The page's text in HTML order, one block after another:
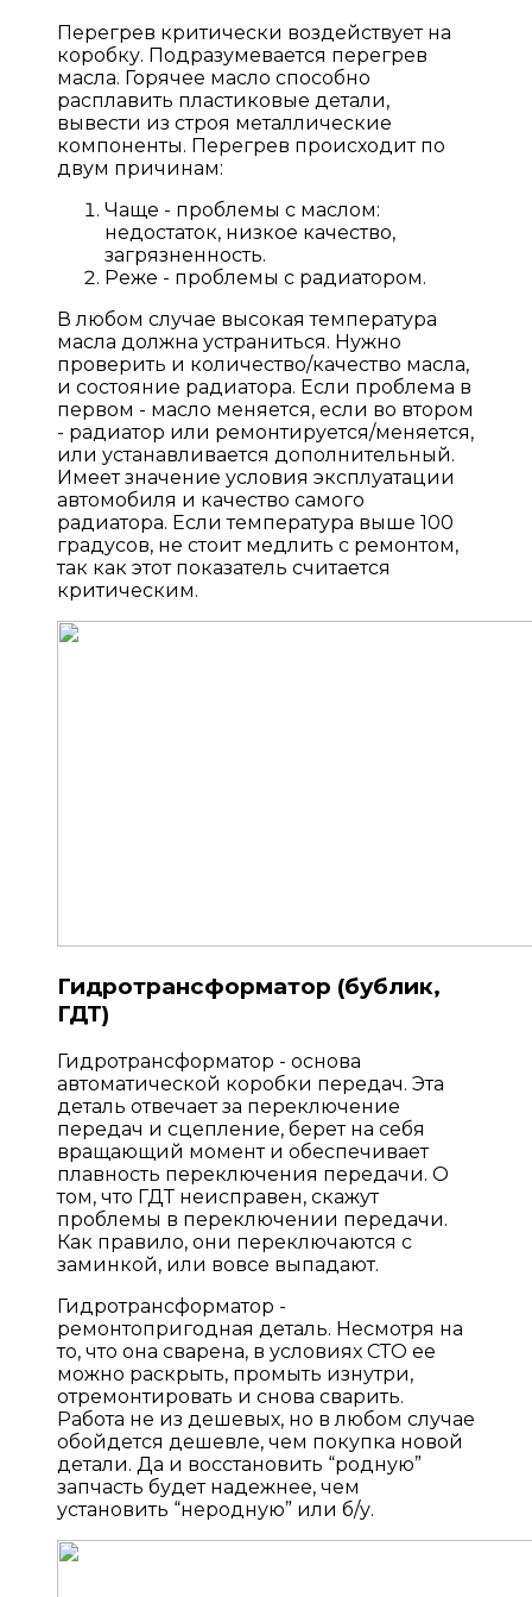
Перегрев критически воздействует на
коробку. Подразумевается перегрев
масла. Горячее масло способно
расплавить пластиковые детали,
вывести из строя металлические
компоненты. Перегрев происходит по
двум причинам:
Чаще - проблемы с маслом:
недостаток, низкое качество,
загрязненность.
Реже - проблемы с радиатором.
В любом случае высокая температура
масла должна устраниться. Нужно
проверить и количество/качество масла,
и состояние радиатора. Если проблема в
первом - масло меняется, если во втором
- радиатор или ремонтируется/меняется,
или устанавливается дополнительный.
Имеет значение условия эксплуатации
автомобиля и качество самого
радиатора. Если температура выше 100
градусов, не стоит медлить с ремонтом,
так как этот показатель считается
критическим.
Гидротрансформатор (бублик,
ГДТ)
Гидротрансформатор - основа
автоматической коробки передач. Эта
деталь отвечает за переключение
передач и сцепление, берет на себя
вращающий момент и обеспечивает
плавность переключения передачи. О
том, что ГДТ неисправен, скажут
проблемы в переключении передачи.
Как правило, они переключаются с
заминкой, или вовсе выпадают.
Гидротрансформатор -
ремонтопригодная деталь. Несмотря на
то, что она сварена, в условиях СТО ее
можно раскрыть, промыть изнутри,
отремонтировать и снова сварить.
Работа не из дешевых, но в любом случае
обойдется дешевле, чем покупка новой
детали. Да и восстановить “родную”
запчасть будет надежнее, чем
установить “неродную” или б/у.